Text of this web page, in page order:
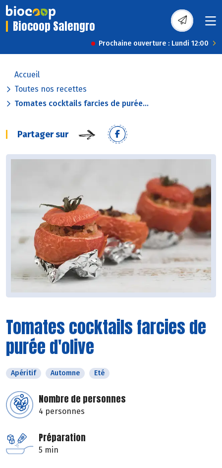
Biocoop Salengro
Prochaine ouverture : Lundi 12:00
Accueil
Toutes nos recettes
Tomates cocktails farcies de purée...
Partager sur
Tomates cocktails farcies de
purée d'olive
Apéritif Automne Eté
Nombre de personnes
4 personnes
Préparation
5 min